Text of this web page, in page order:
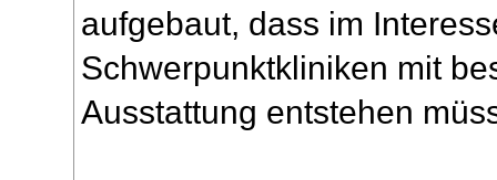
aufgebaut, dass im
Schwerpunktkliniken mit
Ausstattung entstehen